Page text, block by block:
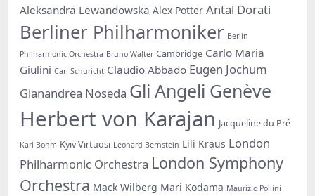
Aleksandra Lewandowska Alex Potter Antal Dorati
Berliner Philharmoniker Berlin
Philharmonic Orchestra Bruno Walter Cambridge Carlo Maria
Giulini Carl Schuricht Claudio Abbado Eugen Jochum
Gianandrea Noseda Gli Angeli Genève
Herbert von Karajan Jacqueline du Pré
Karl Bohm Kyiv Virtuosi Leonard Bernstein Lili Kraus London
Philharmonic Orchestra London Symphony
Orchestra Mack Wilberg Mari Kodama Maurizio Pollini